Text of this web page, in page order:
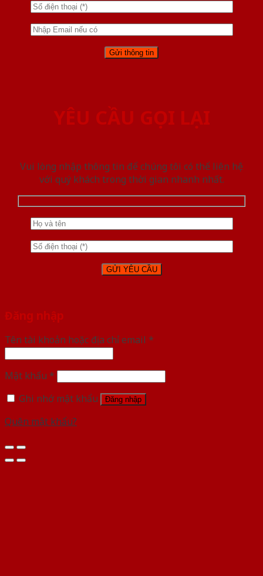
YÊU CẦU GỌI LẠI
Vui lòng nhập thông tin để chúng tôi có thể liên hệ
với quý khách trong thời gian nhanh nhất.
Đăng nhập
Tên tài khoản hoặc địa chỉ email *
Mật khẩu *
Ghi nhớ mật khẩu
Đăng nhập
Quên mật khẩu?